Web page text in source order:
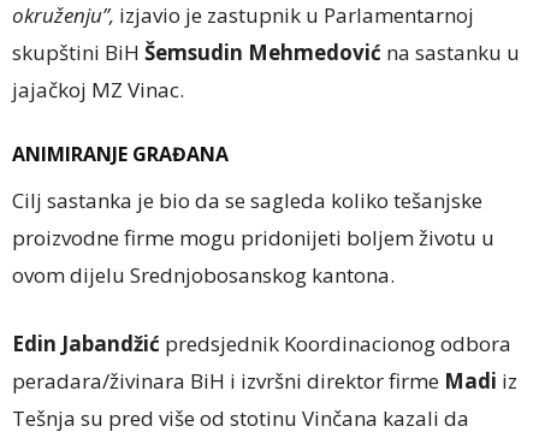
okruženju”, izjavio je zastupnik u Parlamentarnoj
skupštini BiH Šemsudin Mehmedović na sastanku u
jajačkoj MZ Vinac.
ANIMIRANJE GRAĐANA
Cilj sastanka je bio da se sagleda koliko tešanjske
proizvodne firme mogu pridonijeti boljem životu u
ovom dijelu Srednjobosanskog kantona.
Edin Jabandžić predsjednik Koordinacionog odbora
peradara/živinara BiH i izvršni direktor firme Madi iz
Tešnja su pred više od stotinu Vinčana kazali da